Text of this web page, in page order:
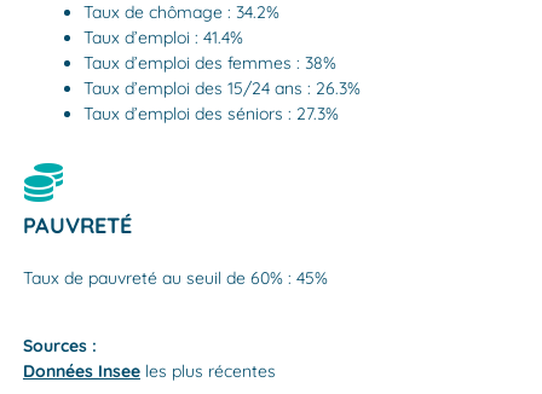
Taux de chômage : 34.2%
Taux d’emploi : 41.4%
Taux d’emploi des femmes : 38%
Taux d’emploi des 15/24 ans : 26.3%
Taux d’emploi des séniors : 27.3%
PAUVRETÉ
Taux de pauvreté au seuil de 60% : 45%
Sources :
Données Insee les plus récentes